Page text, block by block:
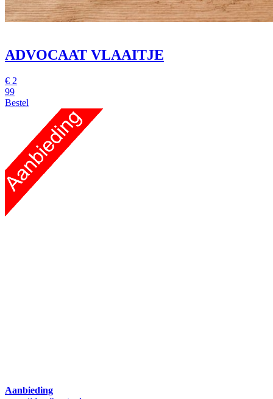
ADVOCAAT VLAAITJE
€ 2
99
Bestel
Aanbieding